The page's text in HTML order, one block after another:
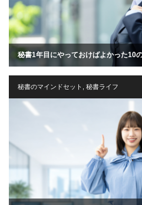
秘書1年目にやっておけばよかった10
秘書のマインドセット 秘書ライフ